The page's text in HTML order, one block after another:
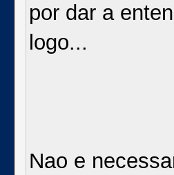
por dar a
logo...
Nao e